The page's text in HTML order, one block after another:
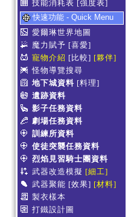
技能消耗表 [強度表]
快速功能 - Quick Menu
愛爾琳世界地圖
魔力賦予 [喜愛]
寵物介紹 [比較] [夥伴]
怪物導覽搜尋
地下城資料 [料理]
遺跡資料
影子任務資料
劇場任務資料
訓練所資料
使徒突襲任務資料
烈焰見習騎士團資料
武器改造模擬 [細工]
武器聚能 [效果] [材料]
製衣樣本
打鐵設計圖